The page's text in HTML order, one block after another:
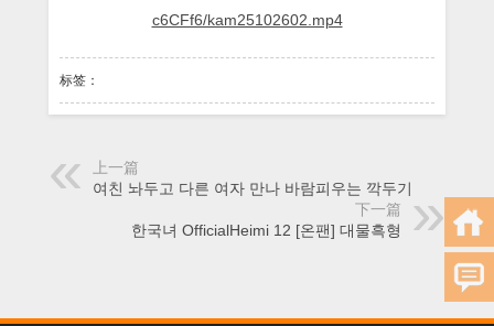
c6CFf6/kam25102602.mp4
标签：
上一篇
여친 놔두고 다른 여자 만나 바람피우는 깍두기
下一篇
한국녀 OfficialHeimi 12 [온팬] 대물흑형